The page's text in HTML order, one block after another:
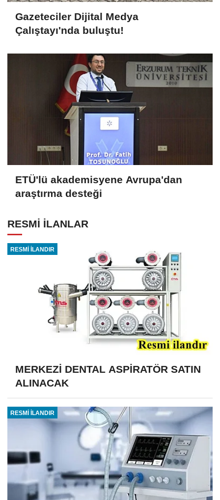
Gazeteciler Dijital Medya
Çalıştayı'nda buluştu!
ETÜ'lü akademisyene Avrupa'dan
araştırma desteği
RESMİ İLANLAR
RESMİ İLANDIR
MERKEZİ DENTAL ASPİRATÖR SATIN
ALINACAK
RESMİ İLANDIR